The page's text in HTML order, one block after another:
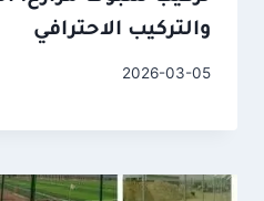
والتركيب الاحترافي
2026-03-05